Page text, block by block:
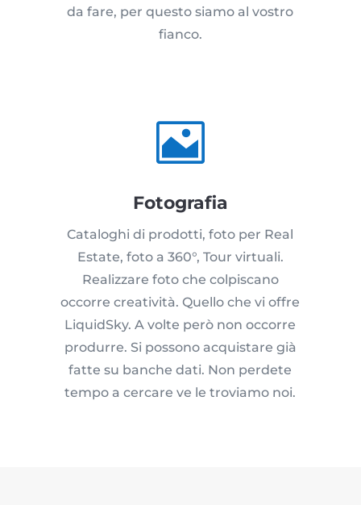
da fare, per questo siamo al vostro
fianco.

Fotografia
Cataloghi di prodotti, foto per Real
Estate, foto a 360°, Tour virtuali.
Realizzare foto che colpiscano
occorre creatività. Quello che vi offre
LiquidSky. A volte però non occorre
produrre. Si possono acquistare già
fatte su banche dati. Non perdete
tempo a cercare ve le troviamo noi.